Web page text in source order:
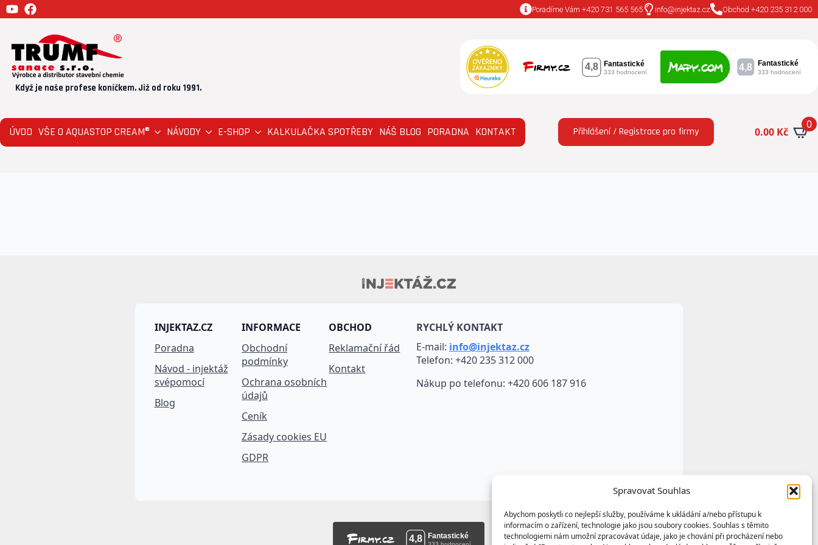
Spravovat Souhlas
Abychom poskytli co nejlepší služby, používáme k ukládání a/nebo přístupu k
informacím o zařízení, technologie jako jsou soubory cookies. Souhlas s těmito
technologiemi nám umožní zpracovávat údaje, jako je chování při procházení nebo
Poradíme Vám +420 731 565 565 info@injektaz.cz Obchod +420 235 312 000
Když je naše profese koníčkem. Již od roku 1991.
ÚVOD VŠE O AQUASTOP CREAM® NÁVODY E-SHOP KALKULAČKA SPOTŘEBY NÁŠ BLOG PORADNA KONTAKT Přihlášení / Registrace pro firmy 0.00 Kč
0
INJEKTAZ.CZ
Poradna
Návod - injektáž
svépomocí
Blog
INFORMACE
Obchodní
podmínky
Ochrana osobních
údajů
Ceník
Zásady cookies EU
GDPR
OBCHOD
Reklamační řád
Kontakt
RYCHLÝ KONTAKT
E-mail: info@injektaz.cz
Telefon: +420 235 312 000
Nákup po telefonu: +420 606 187 916